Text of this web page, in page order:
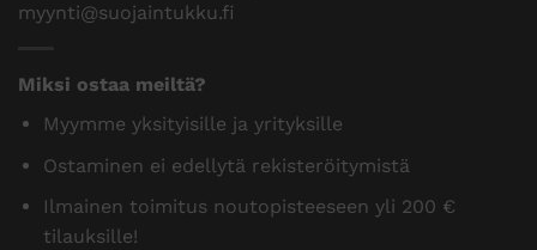
myynti@suojaintukku.fi
Miksi ostaa meiltä?
Myymme yksityisille ja yrityksille
Ostaminen ei edellytä rekisteröitymistä
Ilmainen toimitus noutopisteeseen yli 200 €
tilauksille!